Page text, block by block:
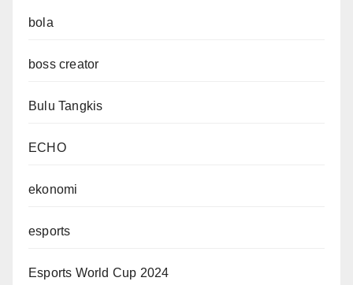
bola
boss creator
Bulu Tangkis
ECHO
ekonomi
esports
Esports World Cup 2024